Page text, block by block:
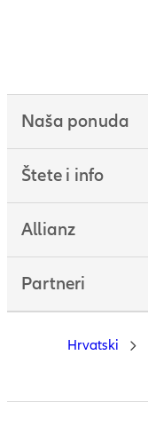
Naša ponuda
Štete i info
Allianz
Partneri
Hrvatski